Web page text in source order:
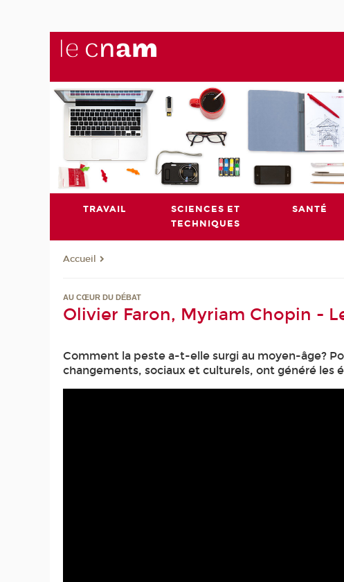
TRAVAIL
SCIENCES ET
TECHNIQUES
SANTÉ
Accueil
AU CŒUR DU DÉBAT
Olivier Faron, Myriam Chopin -
Comment la peste a-t-elle surgi au moyen-âge?
changements, sociaux et culturels, ont généré les